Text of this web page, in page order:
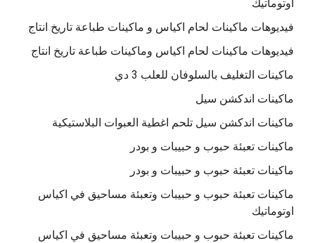
اوتوماتيك
فيديوهات ماكينات لحام اكياس و ماكينات طباعة تاريخ انتاج
فيديوهات ماكينات لحام اكياس وماكينات طباعة تاريخ انتاج
ماكينات التغليف بالسلوفان للعلب 3 دي
ماكينات اندكشن سيل
ماكينات اندكشن سيل تلحم اغطية العبوات البلاستيكية
ماكينات تعبئة حبوب و حبيبات و بودر
ماكينات تعبئة حبوب و حبيبات و بودر
ماكينات تعبئة حبوب و حبيبات وتعبئة مساحيق في اكياس
اوتوماتيك
ماكينات تعبئة حبوب و حبيبات وتعبئة مساحيق في اكياس